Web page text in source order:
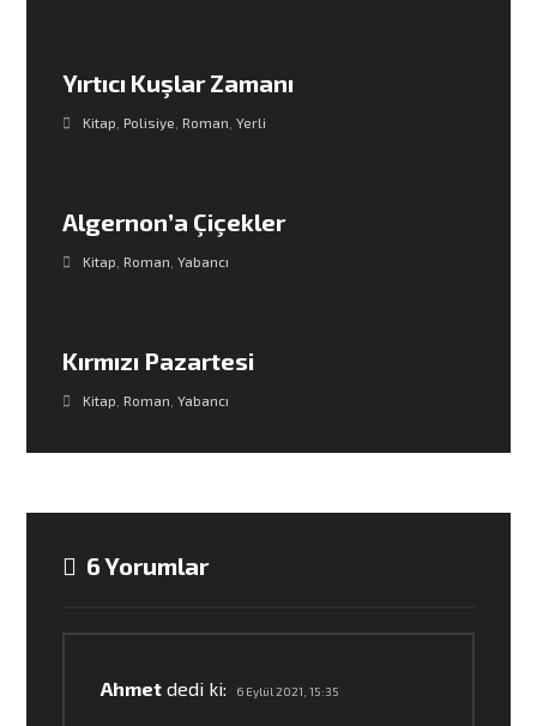
Yırtıcı Kuşlar Zamanı
Kitap ,Polisiye ,Roman ,Yerli
Algernon’a Çiçekler
Kitap ,Roman ,Yabancı
Kırmızı Pazartesi
Kitap ,Roman ,Yabancı
6 Yorumlar
Ahmet dedi ki: 6 Eylül 2021, 15:35